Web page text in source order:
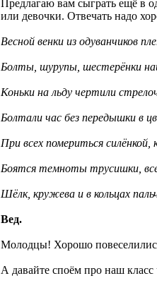
Предлагаю вам сыграть ещё в
или девочки. Отвечать надо
Весной венки из одуванчиков
Болты, шурупы, шестерёнки
Коньки на льду чертили
Болтали час без передышки в
При всех помериться
Боятся темноты трусишки,
Шёлк, кружева и в кольцах
Вед.
Молодцы! Хорошо
А давайте споём про наш